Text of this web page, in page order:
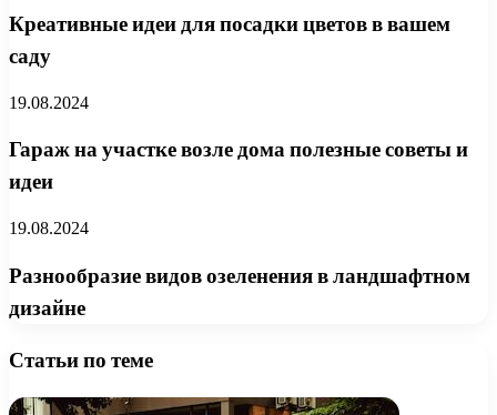
Креативные идеи для посадки цветов в вашем
саду
19.08.2024
Гараж на участке возле дома полезные советы и
идеи
19.08.2024
Разнообразие видов озеленения в ландшафтном
дизайне
Статьи по теме